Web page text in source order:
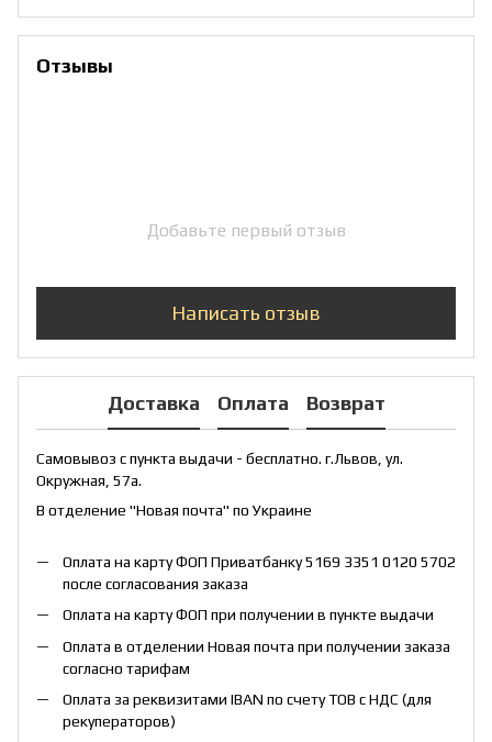
Отзывы
Добавьте первый отзыв
Написать отзыв
Доставка Оплата Возврат
Самовывоз с пункта выдачи - бесплатно. г.Львов, ул.
Окружная, 57а.
В отделение "Новая почта" по Украине
Оплата на карту ФОП Приватбанку 5169 3351 0120 5702
после согласования заказа
Оплата на карту ФОП при получении в пункте выдачи
Оплата в отделении Новая почта при получении заказа
согласно тарифам
Оплата за реквизитами IBAN по счету ТОВ с НДС (для
рекуператоров)